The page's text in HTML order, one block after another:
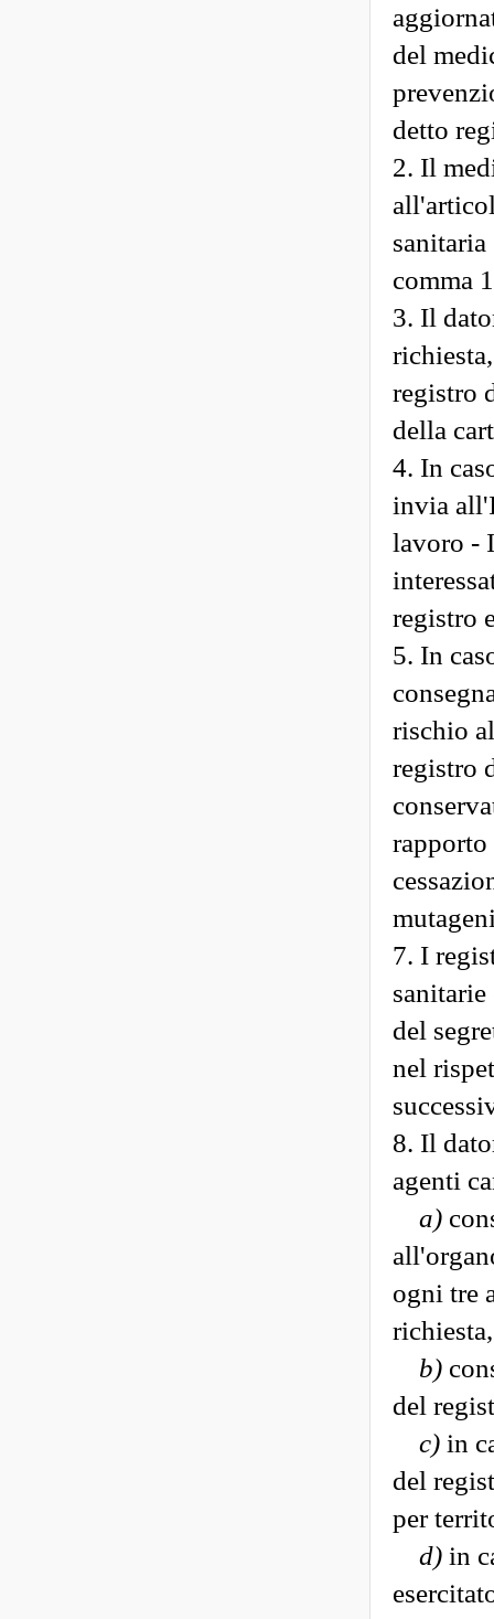
del
detto
2. Il
comma
3. Il
registro
della
4. In
invia
lavoro -
registro
5. In
rischio
registro
7. I
del
nel
8. Il
agenti
a)
ogni tre
b)
del
c) in
del
per
d) in